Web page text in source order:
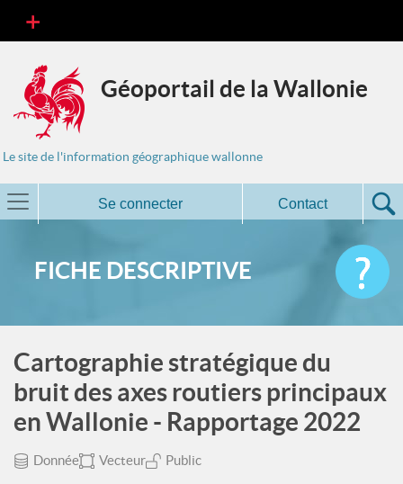
Géoportail de la Wallonie
Le site de l'information géographique wallonne
Se connecter Contact
FICHE DESCRIPTIVE
Cartographie stratégique du
bruit des axes routiers principaux
en Wallonie - Rapportage 2022
Donnée Vecteur Public